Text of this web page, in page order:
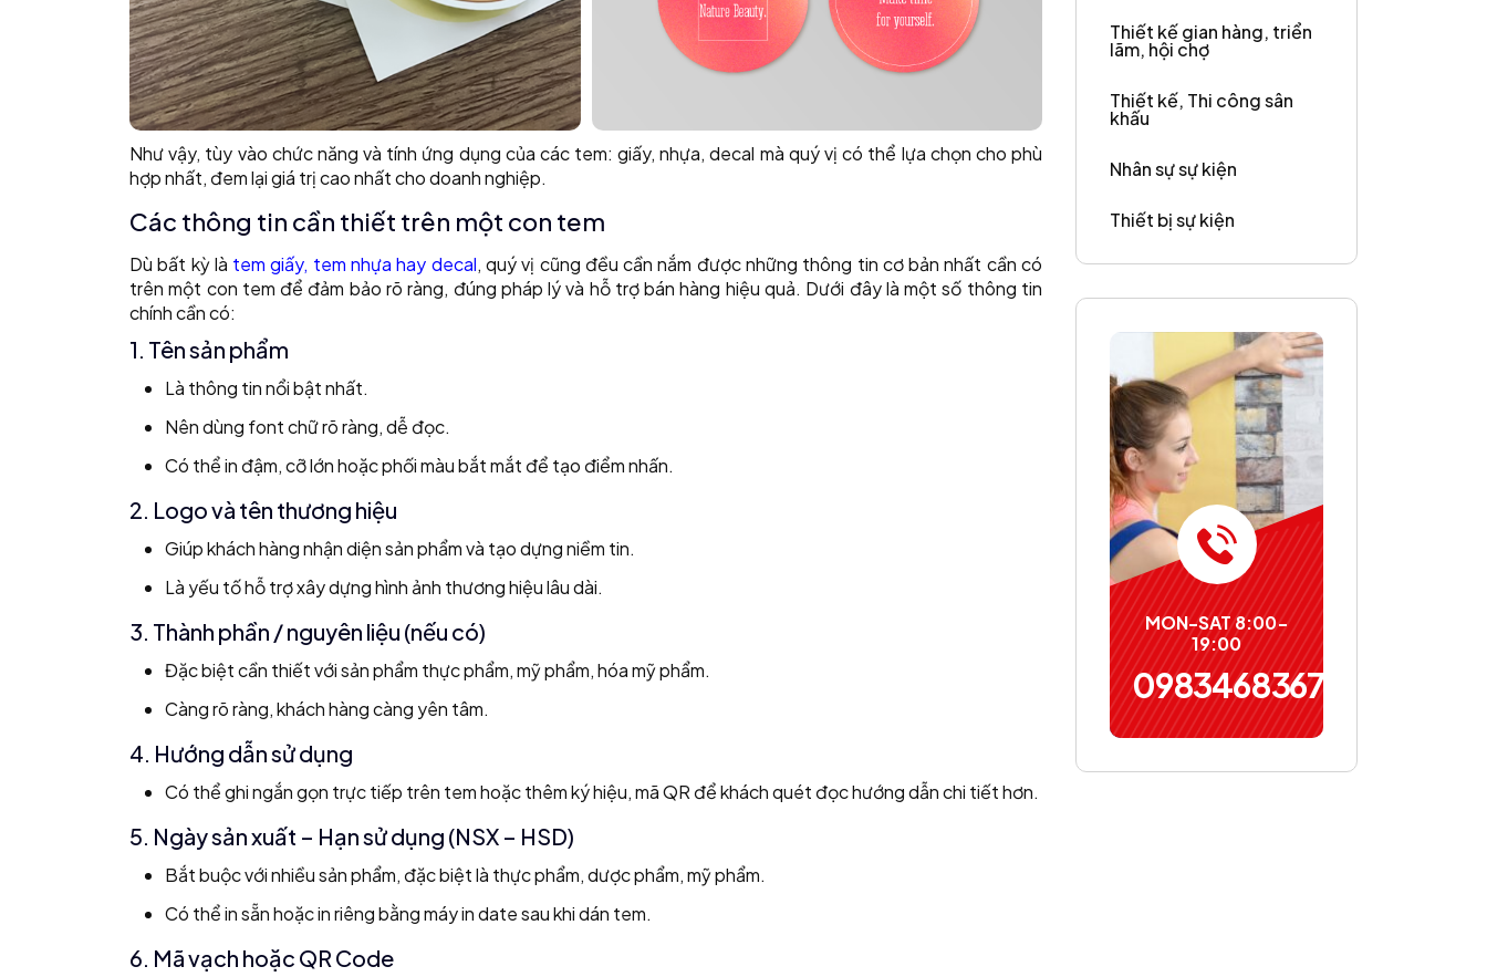
Như vậy, tùy vào chức năng và tính ứng dụng của các tem: giấy, nhựa, decal mà quý vị có thể lựa chọn cho phù
hợp nhất, đem lại giá trị cao nhất cho doanh nghiệp.
Các thông tin cần thiết trên một con tem
Dù bất kỳ là tem giấy, tem nhựa hay decal, quý vị cũng đều cần nắm được những thông tin cơ bản nhất cần có
trên một con tem để đảm bảo rõ ràng, đúng pháp lý và hỗ trợ bán hàng hiệu quả. Dưới đây là một số thông tin
chính cần có:
1. Tên sản phẩm
Là thông tin nổi bật nhất.
Nên dùng font chữ rõ ràng, dễ đọc.
Có thể in đậm, cỡ lớn hoặc phối màu bắt mắt để tạo điểm nhấn.
2. Logo và tên thương hiệu
Giúp khách hàng nhận diện sản phẩm và tạo dựng niềm tin.
Là yếu tố hỗ trợ xây dựng hình ảnh thương hiệu lâu dài.
3. Thành phần / nguyên liệu (nếu có)
Đặc biệt cần thiết với sản phẩm thực phẩm, mỹ phẩm, hóa mỹ phẩm.
Càng rõ ràng, khách hàng càng yên tâm.
4. Hướng dẫn sử dụng
Có thể ghi ngắn gọn trực tiếp trên tem hoặc thêm ký hiệu, mã QR để khách quét đọc hướng dẫn chi tiết hơn.
5. Ngày sản xuất – Hạn sử dụng (NSX – HSD)
Bắt buộc với nhiều sản phẩm, đặc biệt là thực phẩm, dược phẩm, mỹ phẩm.
Có thể in sẵn hoặc in riêng bằng máy in date sau khi dán tem.
6. Mã vạch hoặc QR Code
Thiết kế gian hàng, triển
lãm, hội chợ
Thiết kế, Thi công sân
khấu
Nhân sự sự kiện
Thiết bị sự kiện
MON-SAT 8:00-
19:00
0983468367